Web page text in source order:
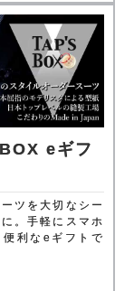
eギフ
ツを大切なシー
。手軽にスマホ
利なeギフトで